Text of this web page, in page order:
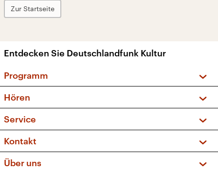
Zur Startseite
Entdecken Sie Deutschlandfunk Kultur
Programm
Sendungen und Podcasts
Musikliste
Kakadu – Das Kinderprogramm
Hören
Frequenzen (UKW + DAB+)
Service
FAQ
Apps
Newsletter
Kontakt
Über uns